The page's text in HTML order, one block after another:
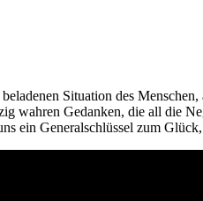
Situation des
wahren Gedanken, die all die
ein Generalschlüssel zum